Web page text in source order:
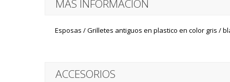
MÁS INFORMACIÓN
Esposas / Grilletes antiguos en plastico en color gris /
ACCESORIOS